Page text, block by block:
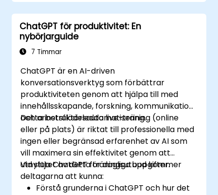
ChatGPT för produktivitet: En
nybörjarguide
7 Timmar
ChatGPT är en AI-driven
konversationsverktyg som förbättrar
produktiviteten genom att hjälpa till med
innehållsskapande, forskning, kommunikation
och arbetsflödesautomatisering.
Detta instruktörledda live-träning (online
eller på plats) är riktat till professionella med
ingen eller begränsad erfarenhet av AI som
vill maximera sin effektivitet genom att
utnyttja ChatGPT för dagliga uppgifter.
Vid slutet av detta träningsutbud kommer
deltagarna att kunna:
Förstå grunderna i ChatGPT och hur det